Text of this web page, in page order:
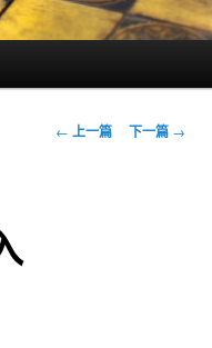
文
← 上一篇 下一篇 →